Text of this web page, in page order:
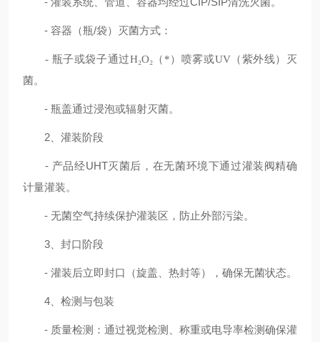
- 容器（瓶/袋）灭菌方式：
- 瓶子或袋子通过H₂O₂（*）喷雾或UV（紫外线）灭
菌。
- 瓶盖通过浸泡或辐射灭菌。
2、灌装阶段
- 产品经UHT灭菌后，在无菌环境下通过灌装阀精确
计量灌装。
- 无菌空气持续保护灌装区，防止外部污染。
3、封口阶段
- 灌装后立即封口（旋盖、热封等），确保无菌状态。
4、检测与包装
- 质量检测：通过视觉检测、称重或电导率检测确保灌